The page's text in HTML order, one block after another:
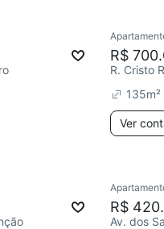
R$
R. Cristo
135m²
Ver
R$
Av. dos